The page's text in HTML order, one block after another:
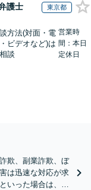
護士 東京都
方法(対面・電
ビデオなど)は
談
営業時
間：本日
定休日
欺、副業詐欺、ぼ
は迅速な対応が求
いった場合は、お